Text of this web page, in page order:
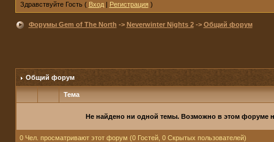
Здравствуйте Гость ( Вход| Регистрация)
Форумы Gem of The North -> Neverwinter Nights 2-> Общий форум
Общий форум
Тема
Не найдено ни одной темы. Возможно в этом форуме
0 Чел. просматривают этот форум (0 Гостей, 0 Скрытых пользователей)